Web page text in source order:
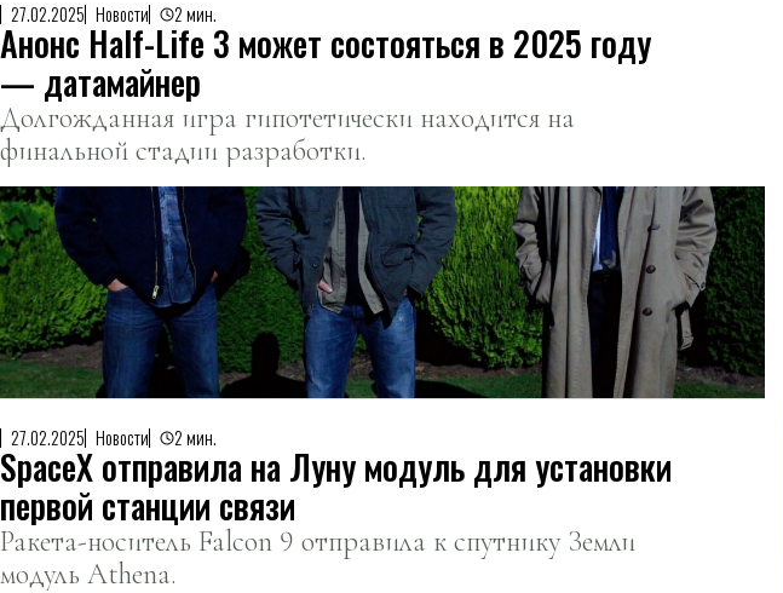
27.02.2025 Новости 2 мин.
Анонс Half-Life 3 может состояться в 2025 году
— датамайнер
Долгожданная игра гипотетически находится на
финальной стадии разработки.
27.02.2025 Новости 2 мин.
SpaceX отправила на Луну модуль для установки
первой станции связи
Ракета-носитель Falcon 9 отправила к спутнику Земли
модуль Athena.